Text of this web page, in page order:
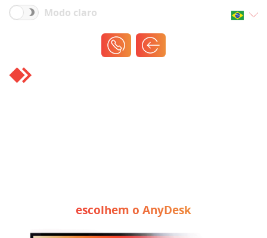
Modo claro
escolhem o AnyDesk